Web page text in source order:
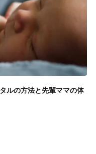
ルの方法と先輩ママの体